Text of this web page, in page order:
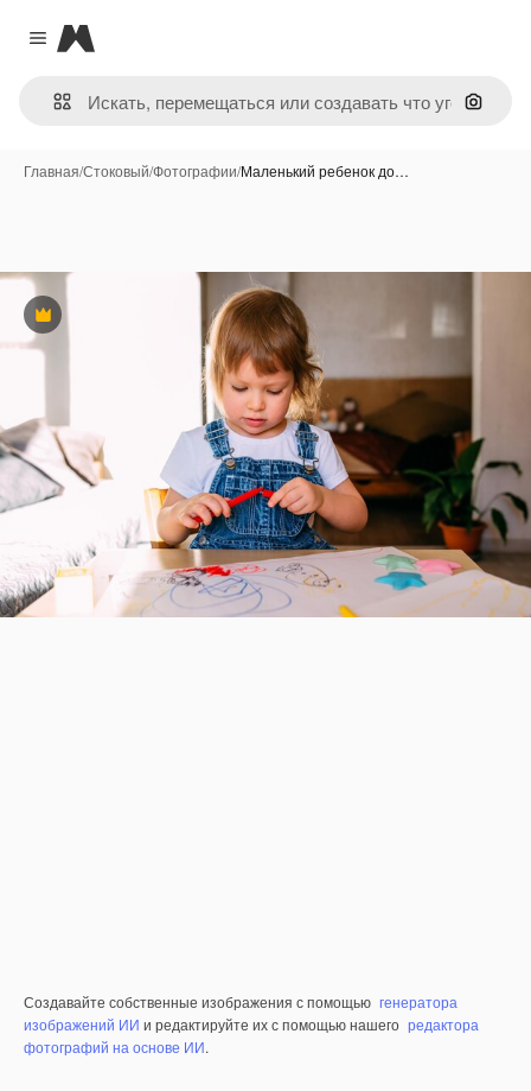
Close menu
Magnific
Поиск
Главная/Стоковый/Фотографии/Маленький ребенок до…
Премиум
Создавайте собственные изображения с помощью генератора
изображений ИИ и редактируйте их с помощью нашего редактора
фотографий на основе ИИ.